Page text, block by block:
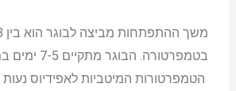
בטמפרטורה.